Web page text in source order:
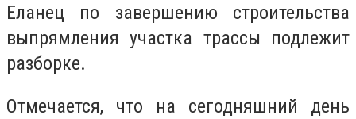
Еланец по завершению строительства
выпрямления участка трассы подлежит
разборке.
Отмечается, что на сегодняшний день